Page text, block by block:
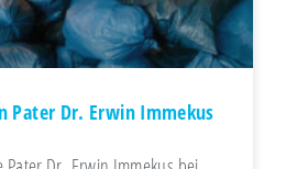
Pater Dr. Erwin Immekus